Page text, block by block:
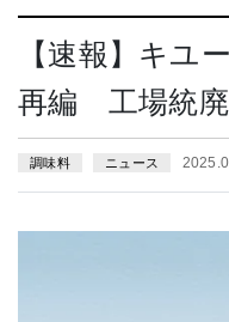
【速報】キユ
再編 工場統廃
調味料 ニュース